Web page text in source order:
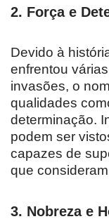
2. Força e
Devido à
enfrentou
invasões, o
qualidades
determinação.
podem ser
capazes de
que
3. Nobreza e